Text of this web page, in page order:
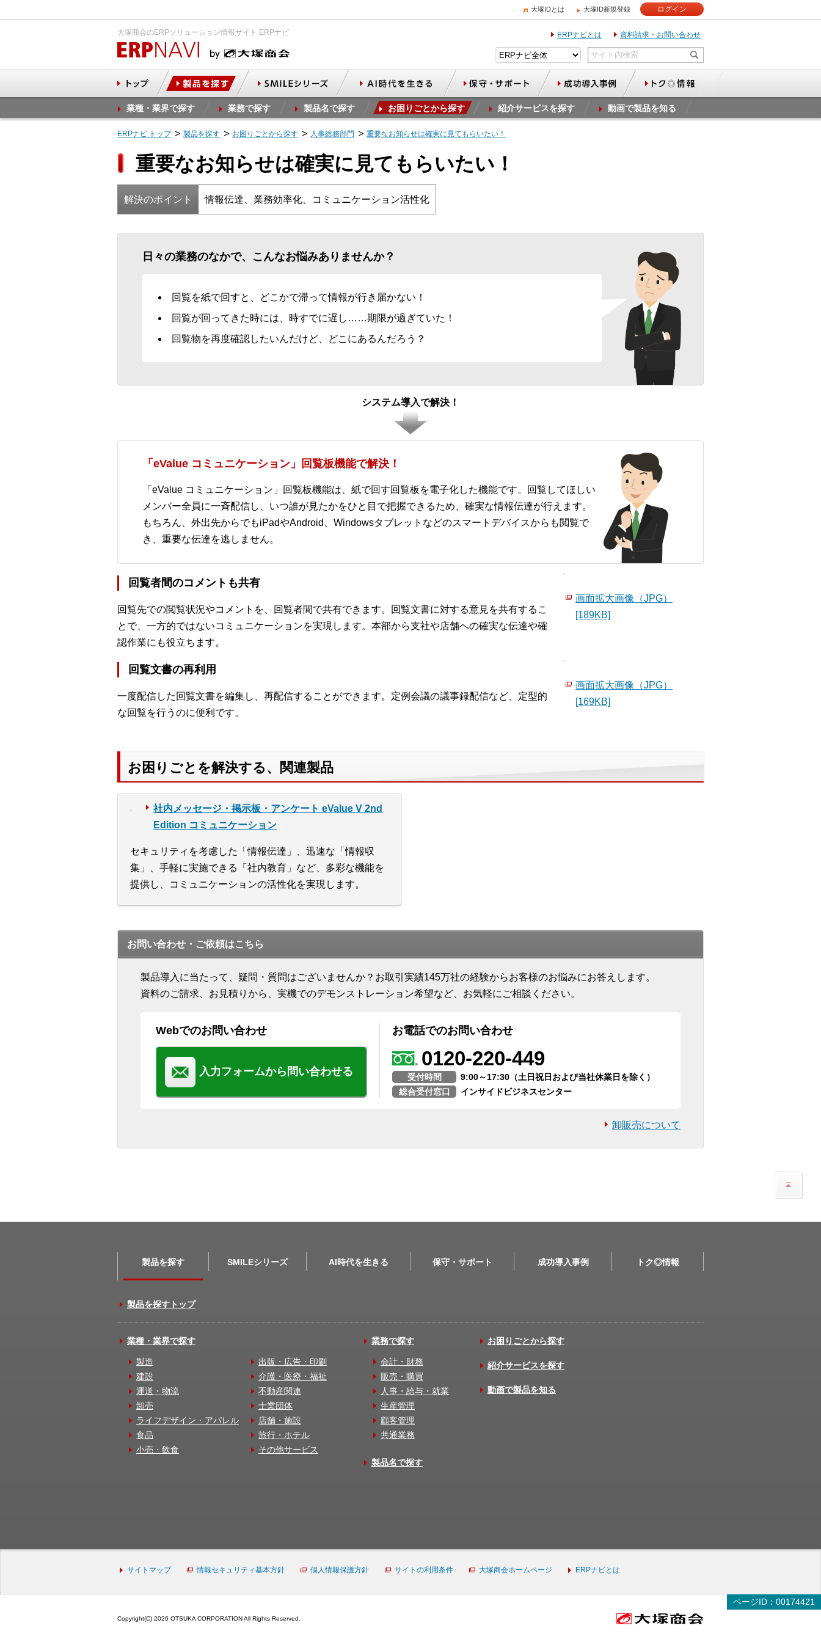
大塚IDとは 大塚ID新規登録 ログイン
大塚商会のERPソリューション情報サイト ERPナビ ERPナビとは 資料請求・お問い合わせ
業種・業界で探す 業務で探す 製品名で探す お困りごとから探す 紹介サービスを探す 動画で製品を知る
ERPナビ トップ 製品を探す お困りごとから探す 人事総務部門 重要なお知らせは確実に見てもらいたい！
重要なお知らせは確実に見てもらいたい！
解決のポイント 情報伝達、業務効率化、コミュニケーション活性化
日々の業務のなかで、こんなお悩みありませんか？
回覧を紙で回すと、どこかで滞って情報が行き届かない！
回覧が回ってきた時には、時すでに遅し……期限が過ぎていた！
回覧物を再度確認したいんだけど、どこにあるんだろう？
システム導入で解決！
「eValue コミュニケーション」回覧板機能で解決！
「eValue コミュニケーション」回覧板機能は、紙で回す回覧板を電子化した機能です。回覧してほしい
メンバー全員に一斉配信し、いつ誰が見たかをひと目で把握できるため、確実な情報伝達が行えます。
もちろん、外出先からでもiPadやAndroid、Windowsタブレットなどのスマートデバイスからも閲覧で
き、重要な伝達を逃しません。
回覧者間のコメントも共有
回覧先での閲覧状況やコメントを、回覧者間で共有できます。回覧文書に対する意見を共有するこ
とで、一方的ではないコミュニケーションを実現します。本部から支社や店舗への確実な伝達や確
認作業にも役立ちます。
画面拡大画像（JPG）
[189KB]
回覧文書の再利用
一度配信した回覧文書を編集し、再配信することができます。定例会議の議事録配信など、定型的
な回覧を行うのに便利です。
画面拡大画像（JPG）
[169KB]
お困りごとを解決する、関連製品
社内メッセージ・掲示板・アンケート eValue V 2nd
Edition コミュニケーション
セキュリティを考慮した「情報伝達」、迅速な「情報収
集」、手軽に実施できる「社内教育」など、多彩な機能を
提供し、コミュニケーションの活性化を実現します。
お問い合わせ・ご依頼はこちら
製品導入に当たって、疑問・質問はございませんか？お取引実績145万社の経験からお客様のお悩みにお答えします。
資料のご請求、お見積りから、実機でのデモンストレーション希望など、お気軽にご相談ください。
Webでのお問い合わせ
入力フォームから問い合わせる
お電話でのお問い合わせ
0120-220-449
受付時間
9:00～17:30（土日祝日および当社休業日を除く）
総合受付窓口
インサイドビジネスセンター
卸販売について
ページID：00174421
製品を探す SMILEシリーズ AI時代を生きる 保守・サポート 成功導入事例 トク◎情報
製品を探すトップ
業種・業界で探す
製造
建設
運送・物流
卸売
ライフデザイン・アパレル
食品
小売・飲食
出版・広告・印刷
介護・医療・福祉
不動産関連
士業団体
店舗・施設
旅行・ホテル
その他サービス
業務で探す
会計・財務
販売・購買
人事・給与・就業
生産管理
顧客管理
共通業務
製品名で探す
お困りごとから探す
紹介サービスを探す
動画で製品を知る
サイトマップ 情報セキュリティ基本方針 個人情報保護方針 サイトの利用条件 大塚商会ホームページ ERPナビとは
Copyright(C) 2026 OTSUKA CORPORATION All Rights Reserved.